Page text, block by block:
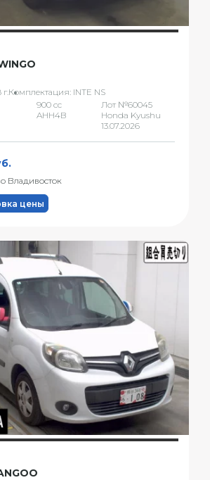
г.Комплектация: INTE NS
900 сс
AHH4B
Лот №60045
Honda Kyushu
13.07.2026
Владивосток
цены